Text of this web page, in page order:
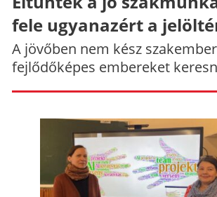
fele ugyanazért a
A jövőben nem kész
fejlődőképes embereket